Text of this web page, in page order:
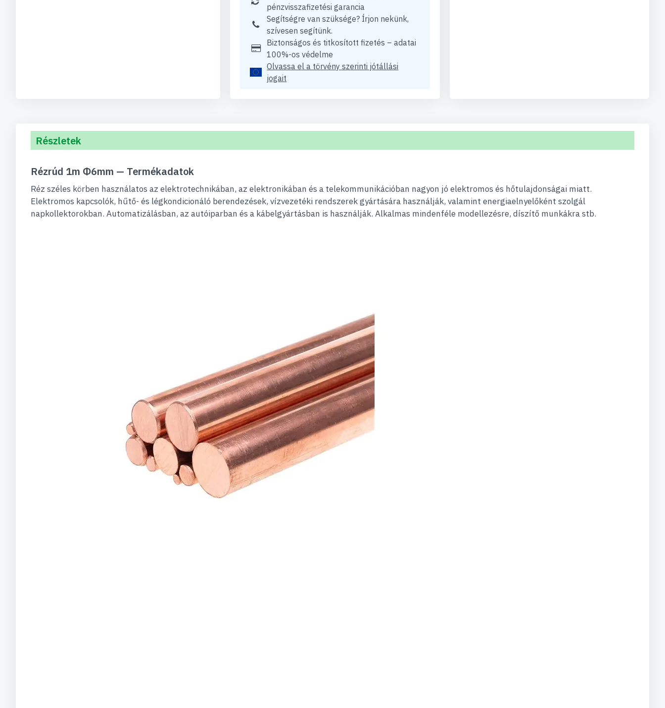
pénzvisszafizetési garancia
Segítségre van szüksége? Írjon nekünk,
szívesen segítünk.
Biztonságos és titkosított fizetés – adatai
100%-os védelme
Olvassa el a törvény szerinti jótállási
jogait
Részletek
Rézrúd 1m Φ6mm — Termékadatok
Réz széles körben használatos az elektrotechnikában, az elektronikában és a telekommunikációban nagyon jó elektromos és hőtulajdonságai miatt.
Elektromos kapcsolók, hűtő- és légkondicionáló berendezések, vízvezetéki rendszerek gyártására használják, valamint energiaelnyelőként szolgál
napkollektorokban. Automatizálásban, az autóiparban és a kábelgyártásban is használják. Alkalmas mindenféle modellezésre, díszítő munkákra stb.